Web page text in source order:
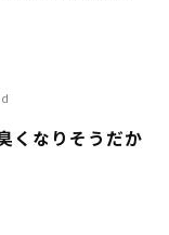
くなりそうだか